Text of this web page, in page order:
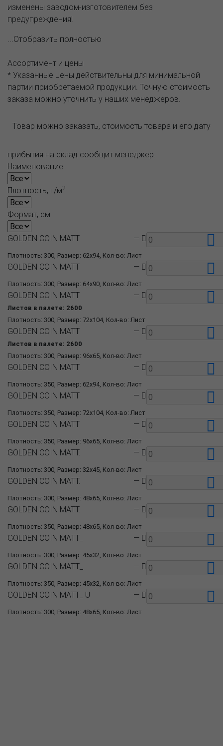
изменены заводом-изготовителем без
предупреждения!
...Отобразить полностью
Ассортимент и цены
* Указанные цены действительны для минимальной
партии приобретаемой продукции. Точную стоимость
заказа можно уточнить у наших менеджеров.
Товар можно заказать, стоимость товара и его дату
прибытия на склад сообщит менеджер.
Наименование
Плотность, г/м2
Формат, см
Плотность: 300, Размер: 62x94, Кол-во: Лист
GOLDEN COIN MATT —
Плотность: 300, Размер: 64x90, Кол-во: Лист
GOLDEN COIN MATT —
Плотность: 300, Размер: 72x104, Кол-во: Лист
GOLDEN COIN MATT
Листов в палете: 2600
—
Плотность: 300, Размер: 96x65, Кол-во: Лист
GOLDEN COIN MATT
Листов в палете: 2600
—
Плотность: 350, Размер: 62x94, Кол-во: Лист
GOLDEN COIN MATT —
Плотность: 350, Размер: 72x104, Кол-во: Лист
GOLDEN COIN MATT —
Плотность: 350, Размер: 96x65, Кол-во: Лист
GOLDEN COIN MATT —
Плотность: 300, Размер: 32x45, Кол-во: Лист
GOLDEN COIN MATT. —
Плотность: 300, Размер: 48x65, Кол-во: Лист
GOLDEN COIN MATT. —
Плотность: 350, Размер: 48x65, Кол-во: Лист
GOLDEN COIN MATT. —
Плотность: 300, Размер: 45x32, Кол-во: Лист
GOLDEN COIN MATT_ —
Плотность: 350, Размер: 45x32, Кол-во: Лист
GOLDEN COIN MATT_ —
Плотность: 300, Размер: 48x65, Кол-во: Лист
GOLDEN COIN MATT_ U —